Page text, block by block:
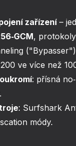
zařízení–
,
ve více než
: přísná
: Surfshark
módy.